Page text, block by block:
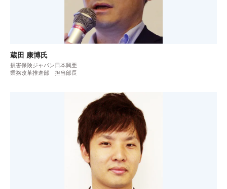
蔵田 康博氏
損害保険ジャパン日本興亜
業務改革推進部 担当部長